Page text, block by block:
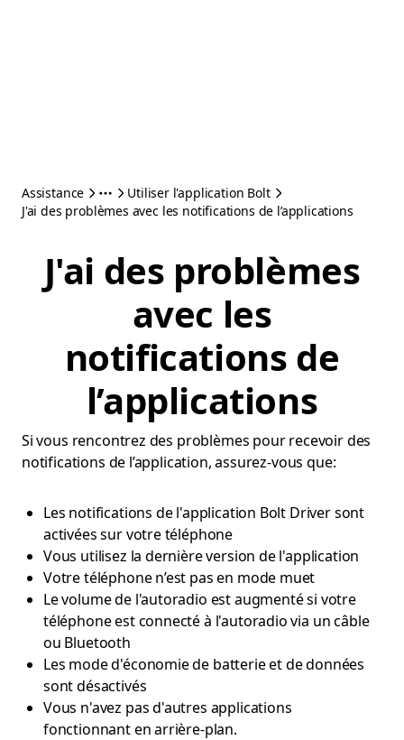
Assistance
Utiliser l'application Bolt
J'ai des problèmes avec les notifications de l’applications
J'ai des problèmes
avec les
notifications de
l’applications
Si vous rencontrez des problèmes pour recevoir des
notifications de l’application, assurez-vous que:
Les notifications de l'application Bolt Driver sont
activées sur votre téléphone
Vous utilisez la dernière version de l'application
Votre téléphone n’est pas en mode muet
Le volume de l'autoradio est augmenté si votre
téléphone est connecté à l'autoradio via un câble
ou Bluetooth
Les mode d'économie de batterie et de données
sont désactivés
Vous n'avez pas d'autres applications
fonctionnant en arrière-plan.